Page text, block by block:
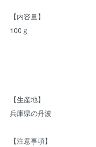
【内容量】
100ｇ
【生産地】
兵庫県の丹波
【注意事項】